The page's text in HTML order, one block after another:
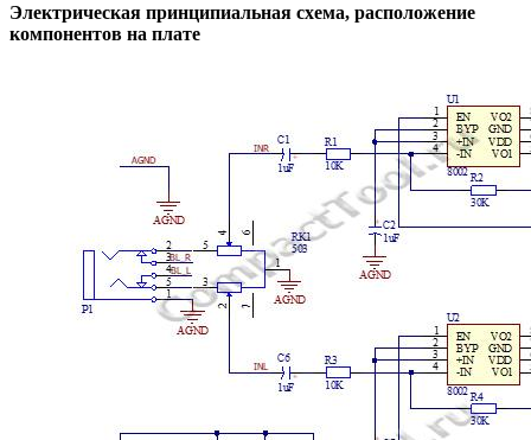
Электрическая принципиальная схема, расположение
компонентов на плате